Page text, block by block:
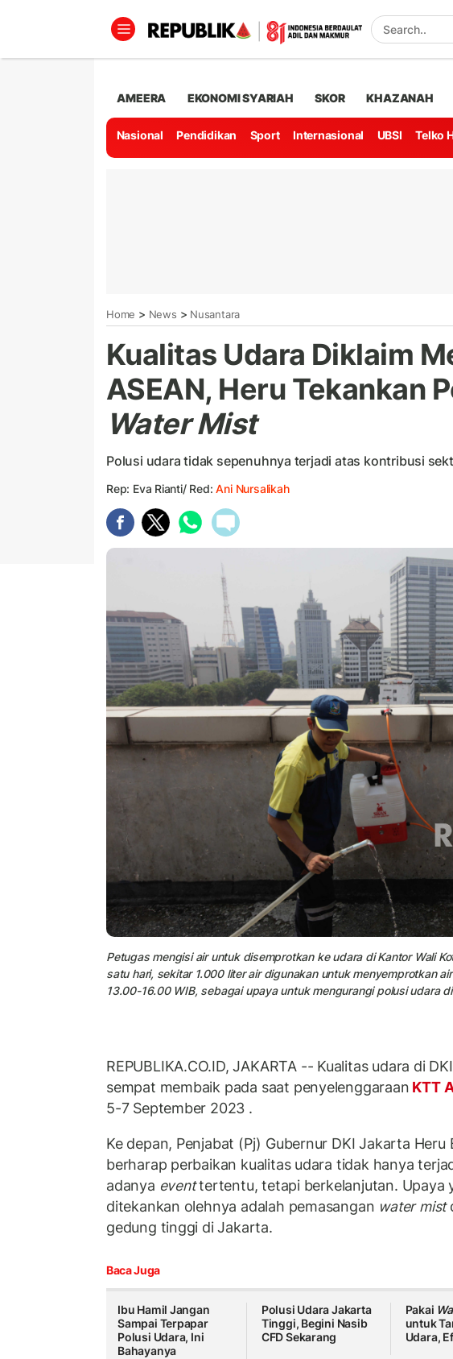
AMEERA EKONOMI SYARIAH SKOR KHAZANAH
Nasional Pendidikan Sport Internasional UBSI Telko
Home > News > Nusantara
Kualitas Udara Diklaim
ASEAN, Heru Tekankan
Water Mist
Polusi udara tidak sepenuhnya terjadi atas kontribusi
Rep: Eva Rianti/ Red:Ani Nursalikah
Petugas mengisi air untuk disemprotkan ke udara di Kantor Wali
satu hari, sekitar 1.000 liter air digunakan untuk menyemprotkan
13.00-16.00 WIB, sebagai upaya untuk mengurangi polusi udara
REPUBLIKA.CO.ID, JAKARTA -- Kualitas udara di
sempat membaik pada saat penyelenggaraan KTT
5-7 September 2023 .
Ke depan, Penjabat (Pj) Gubernur DKI Jakarta Heru
berharap perbaikan kualitas udara tidak hanya
adanya eventtertentu, tetapi berkelanjutan. Upaya
ditekankan olehnya adalah pemasangan water mist
gedung tinggi di Jakarta.
Baca Juga
Ibu Hamil Jangan
Sampai Terpapar
Polusi Udara, Ini
Bahayanya
Polusi Udara Jakarta
Tinggi, Begini Nasib
CFD Sekarang
Pakai
untuk
Udara,